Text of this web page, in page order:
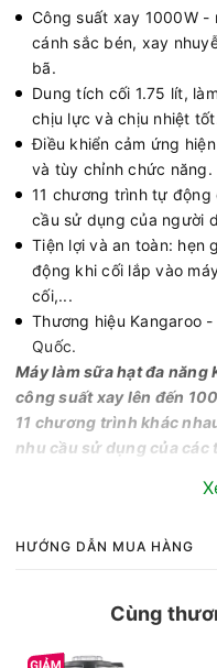
Công suất xay 1000W -
cánh sắc bén, xay
bã.
Dung tích cối 1.75 lít,
chịu lực và chịu nhiệt
Điều khiển cảm ứng
và tùy chỉnh chức năng.
11 chương trình tự
cầu sử dụng của người
Tiện lợi và an toàn: hẹn
động khi cối lắp vào
cối,...
Thương hiệu Kangaroo
Quốc.
Máy làm sữa hạt đa năng
công suất xay lên đến
11 chương trình khác
nhu cầu sử dụng của
900W, mang lại sự tiện lợi
chất liệu inox 301, không
HƯỚNG DẪN MUA HÀNG
Cùng